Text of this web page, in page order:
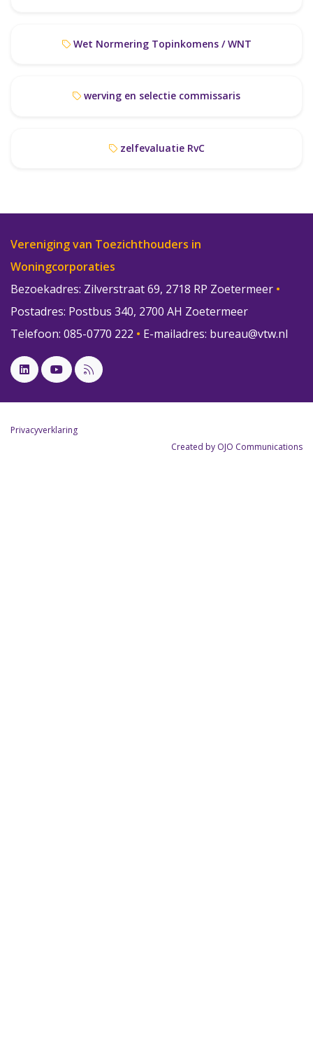
Wet Normering Topinkomens / WNT
werving en selectie commissaris
zelfevaluatie RvC
Vereniging van Toezichthouders in
Woningcorporaties
Bezoekadres: Zilverstraat 69, 2718 RP Zoetermeer •
Postadres: Postbus 340, 2700 AH Zoetermeer
Telefoon: 085-0770 222 • E-mailadres: bureau@vtw.nl
Privacyverklaring
Created by OJO Communications